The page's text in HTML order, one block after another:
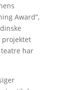
Award”,
projektet
teatre har